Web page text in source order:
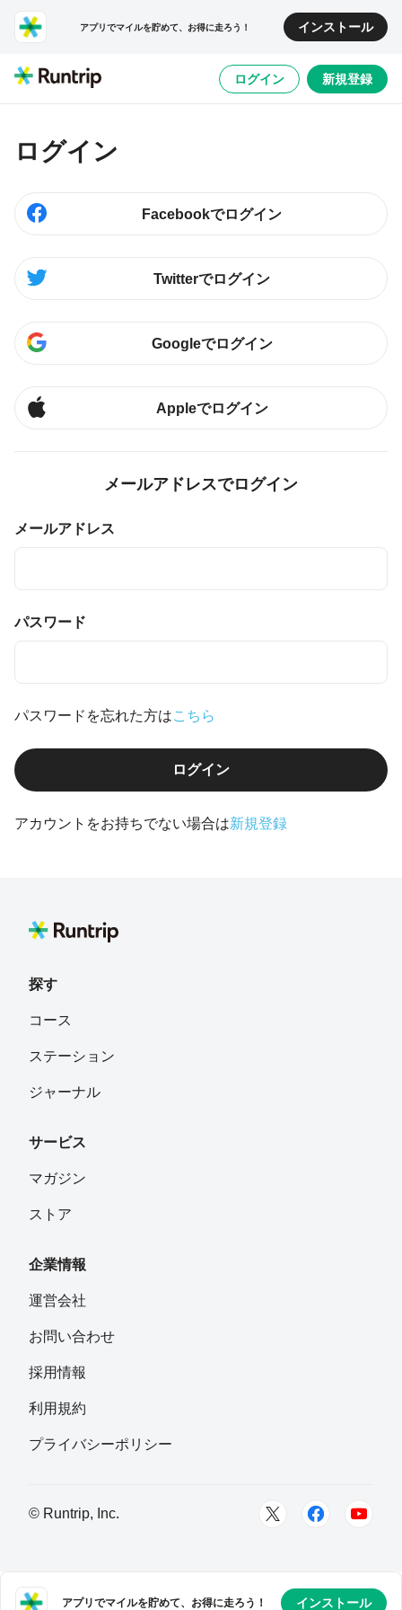
アプリでマイルを貯めて、お得に走ろう！ インストール
ログイン 新規登録
ログイン
Facebookでログイン
Twitterでログイン
Googleでログイン
Appleでログイン
メールアドレスでログイン
メールアドレス
パスワード
パスワードを忘れた方はこちら
ログイン
アカウントをお持ちでない場合は新規登録
探す
コース
ステーション
ジャーナル
サービス
マガジン
ストア
企業情報
運営会社
お問い合わせ
採用情報
利用規約
プライバシーポリシー
© Runtrip, Inc.
アプリでマイルを貯めて、お得に走ろう！ インストール